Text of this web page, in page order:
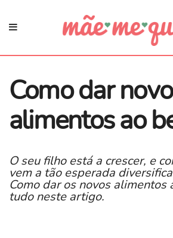
Como dar
alimentos ao
O seu filho está a crescer, e
vem a tão esperada
Como dar os novos alimentos
tudo neste artigo.